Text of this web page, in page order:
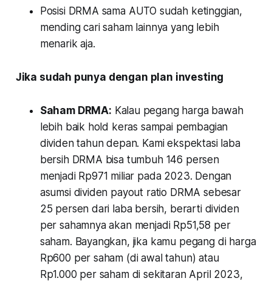
Posisi DRMA sama AUTO sudah ketinggian,
mending cari saham lainnya yang lebih
menarik aja.
Jika sudah punya dengan plan investing
Saham DRMA: Kalau pegang harga bawah
lebih baik hold keras sampai pembagian
dividen tahun depan. Kami ekspektasi laba
bersih DRMA bisa tumbuh 146 persen
menjadi Rp971 miliar pada 2023. Dengan
asumsi dividen payout ratio DRMA sebesar
25 persen dari laba bersih, berarti dividen
per sahamnya akan menjadi Rp51,58 per
saham. Bayangkan, jika kamu pegang di harga
Rp600 per saham (di awal tahun) atau
Rp1.000 per saham di sekitaran April 2023,